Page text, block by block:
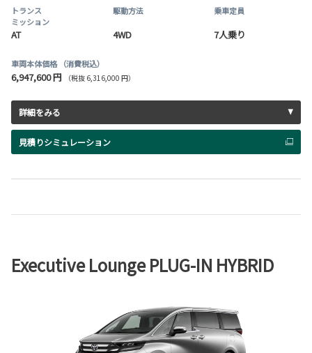
トランス
ミッション
AT
駆動方法
4WD
乗車定員
7人乗り
車両本体価格 （消費税込）
6,947,600 円 （税抜 6,316,000 円）
詳細をみる
見積りシミュレーション
Executive Lounge PLUG-IN HYBRID